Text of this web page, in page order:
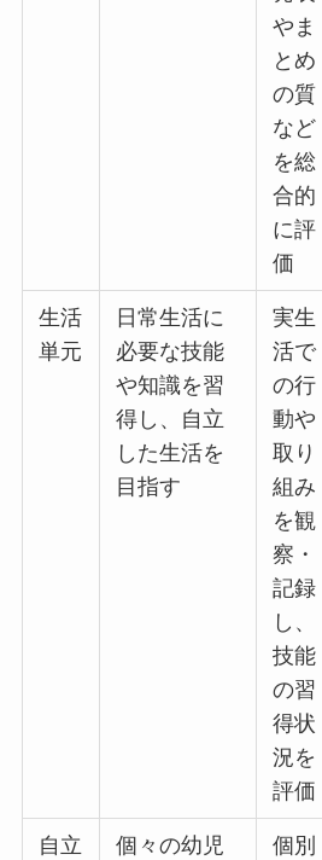
やま
とめ
の質
など
を総
合的
に評
価
生活
単元
日常生活に
必要な技能
や知識を習
得し、自立
した生活を
目指す
実生
活で
の行
動や
取り
組み
を観
察・
記録
し、
技能
の習
得状
況を
評価
自立
個々の幼児
個別